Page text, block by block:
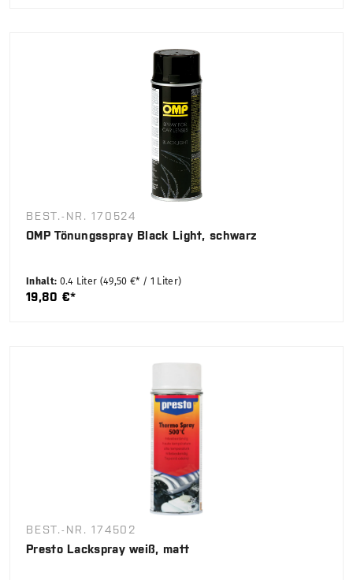
BEST.-NR. 170524
OMP Tönungsspray Black Light, schwarz
Inhalt: 0.4 Liter (49,50 €* / 1 Liter)
19,80 €*
BEST.-NR. 174502
Presto Lackspray weiß, matt